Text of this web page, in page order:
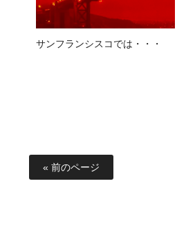
サンフランシスコでは・・・
« 前のページ